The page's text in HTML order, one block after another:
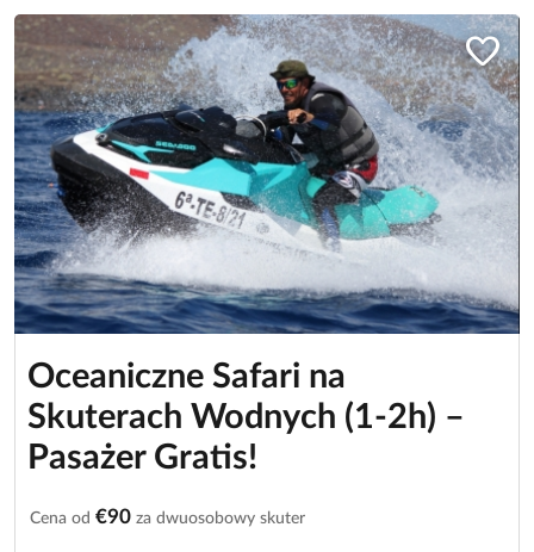
favorite
Oceaniczne Safari na
Skuterach Wodnych (1-2h) –
Pasażer Gratis!
Cena od €90 za dwuosobowy skuter